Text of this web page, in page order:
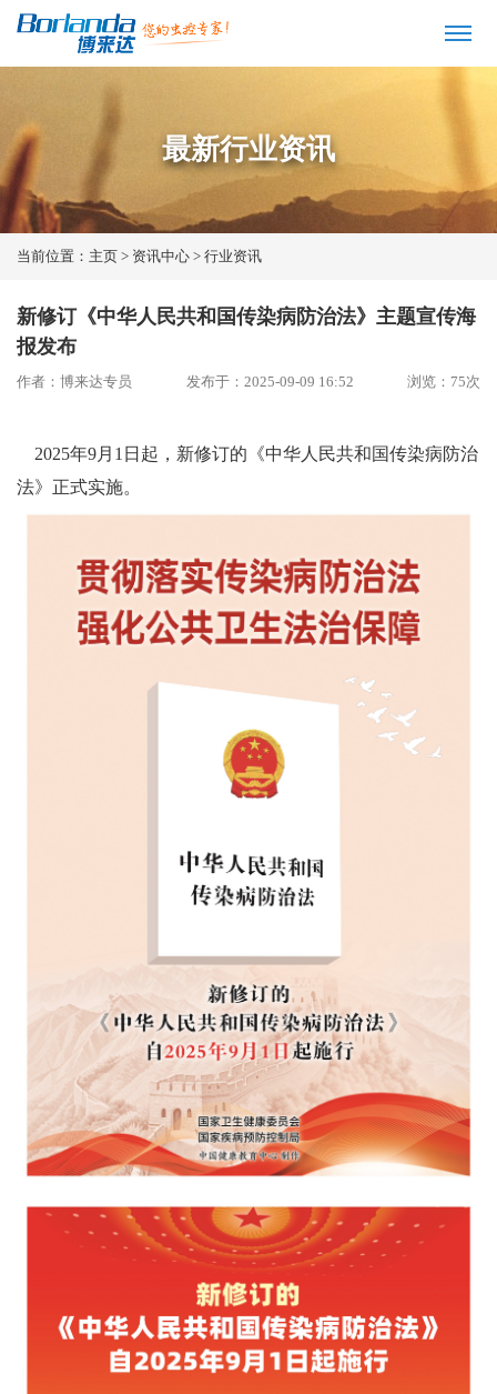
最新行业资讯
当前位置： 主页 > 资讯中心 > 行业资讯
新修订《中华人民共和国传染病防治法》主题宣传海
报发布
作者：博来达专员 发布于：2025-09-09 16:52 浏览： 75次
2025年9月1日起，新修订的《中华人民共和国传染病防治
法》正式实施。